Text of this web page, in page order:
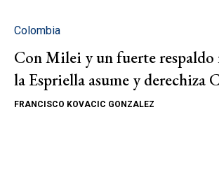
Colombia
Con Milei y un fuerte
la Espriella asume y derechiza
FRANCISCO KOVACIC GONZALEZ